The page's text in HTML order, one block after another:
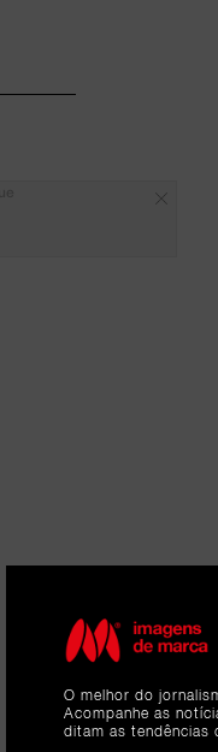
O melhor do
Acompanhe as
ditam as tendências